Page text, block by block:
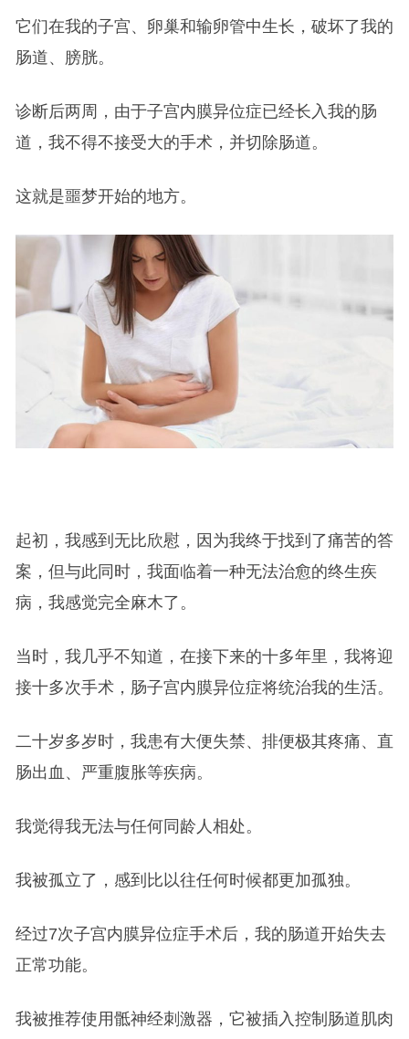
它们在我的子宫、卵巢和输卵管中生长，破坏了我的
肠道、膀胱。
诊断后两周，由于子宫内膜异位症已经长入我的肠
道，我不得不接受大的手术，并切除肠道。
这就是噩梦开始的地方。
起初，我感到无比欣慰，因为我终于找到了痛苦的答
案，但与此同时，我面临着一种无法治愈的终生疾
病，我感觉完全麻木了。
当时，我几乎不知道，在接下来的十多年里，我将迎
接十多次手术，肠子宫内膜异位症将统治我的生活。
二十岁多岁时，我患有大便失禁、排便极其疼痛、直
肠出血、严重腹胀等疾病。
我觉得我无法与任何同龄人相处。
我被孤立了，感到比以往任何时候都更加孤独。
经过7次子宫内膜异位症手术后，我的肠道开始失去
正常功能。
我被推荐使用骶神经刺激器，它被插入控制肠道肌肉